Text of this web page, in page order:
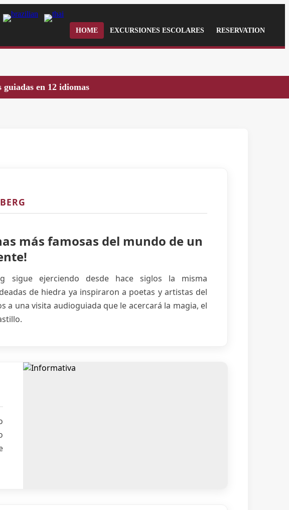
HOME EXCURSIONES ESCOLARES RESERVATION
en 12 idiomas
más famosas del mundo de un
sigue ejerciendo desde hace siglos la misma
de hiedra ya inspiraron a poetas y artistas del
a una visita audioguiada que le acercará la magia, el